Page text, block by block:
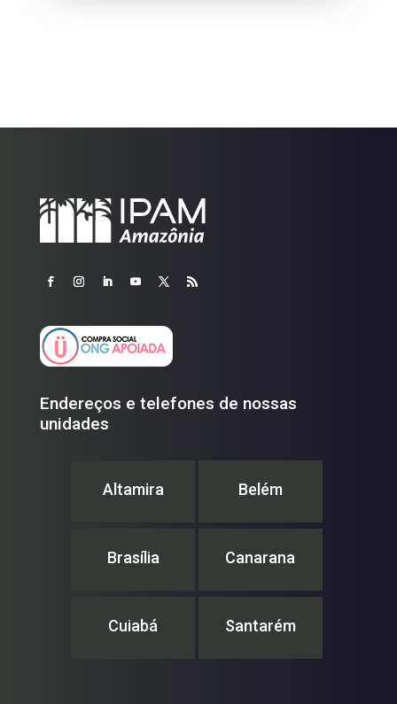
Endereços e telefones de nossas
unidades
Altamira Belém
Brasília Canarana
Cuiabá Santarém